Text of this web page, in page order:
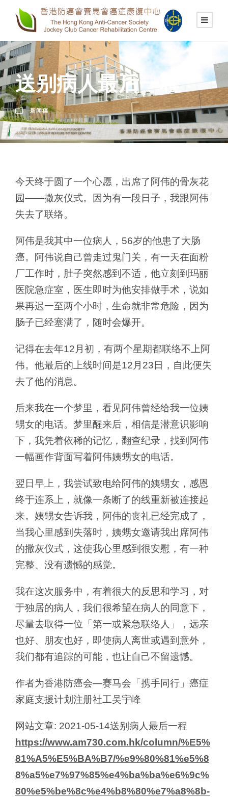
送别病人最后一程
新闻稿
今天终于圆了一个心愿，出席了阿伟的骨灰花
园——撒灰仪式。因为有一段日子，我跟阿伟
失去了联络。
阿伟是我其中一位病人，56岁的他患了大肠
癌。阿伟说自己曾走过鬼门关，有一天在面粉
厂工作时，肚子突然感到不适，他立刻到玛丽
医院急症室，医生即时为他安排做手术，说如
果再迟一至两个小时，生命就非常危险，因为
肠子已经塞满了，随时会爆开。
记得在去年12月初，有两个星期都联络不上阿
伟。他最后的上线时间是12月23日，自此便失
去了他的消息。
后来我在一个梦里，看见阿伟曾经给我一位姨
甥女的电话。梦里醒来后，相信是潜意识影响
下，我凭着依稀的记忆，翻查纪录，找到阿伟
一幅画作背面写着阿伟姨甥女的电话。
翌日早上，我尝试致电给阿伟的姨甥女，感恩
终于连系上，就像一条断了的线重新被连接起
来。姨甥女告诉我，阿伟的丧礼已经完成了，
当我心里感到失落时，姨甥女邀请我出席阿伟
的撒灰仪式，这使我心里感到很安慰，有一种
完整、没有遗憾的感觉。
我在这次服务中，有着很大的反思和学习，对
于独居的病人，我们很希望在病人的同意下，
尽量去取得一位「第一或紧急联络人」，远亲
也好、朋友也好，即使病人离世或遇到意外，
我们都有追踪的可能，也让自己不留遗憾。
作者为香港防癌会—赛马会「携手同行」癌症
家庭支援计划注册社工吴宇峰
网站文章: 2021-05-14送别病人最后一程
https://www.am730.com.hk/column/%E5%
81%A5%E5%BA%B7/%e9%80%81%e5%8
8%a5%e7%97%85%e4%ba%ba%e6%9c%
80%e5%be%8c%e4%b8%80%e7%a8%8b-